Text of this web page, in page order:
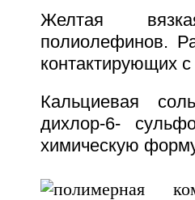
Желтая
полиолефинов.
контактирующих
Кальциевая
дихлор-6-
химическую